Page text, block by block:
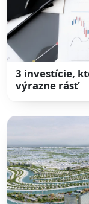
3 investície,
výrazne rásť